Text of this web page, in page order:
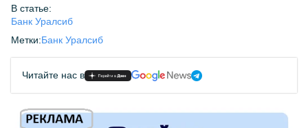
В статье:
Банк Уралсиб
Метки:Банк Уралсиб
Читайте нас в